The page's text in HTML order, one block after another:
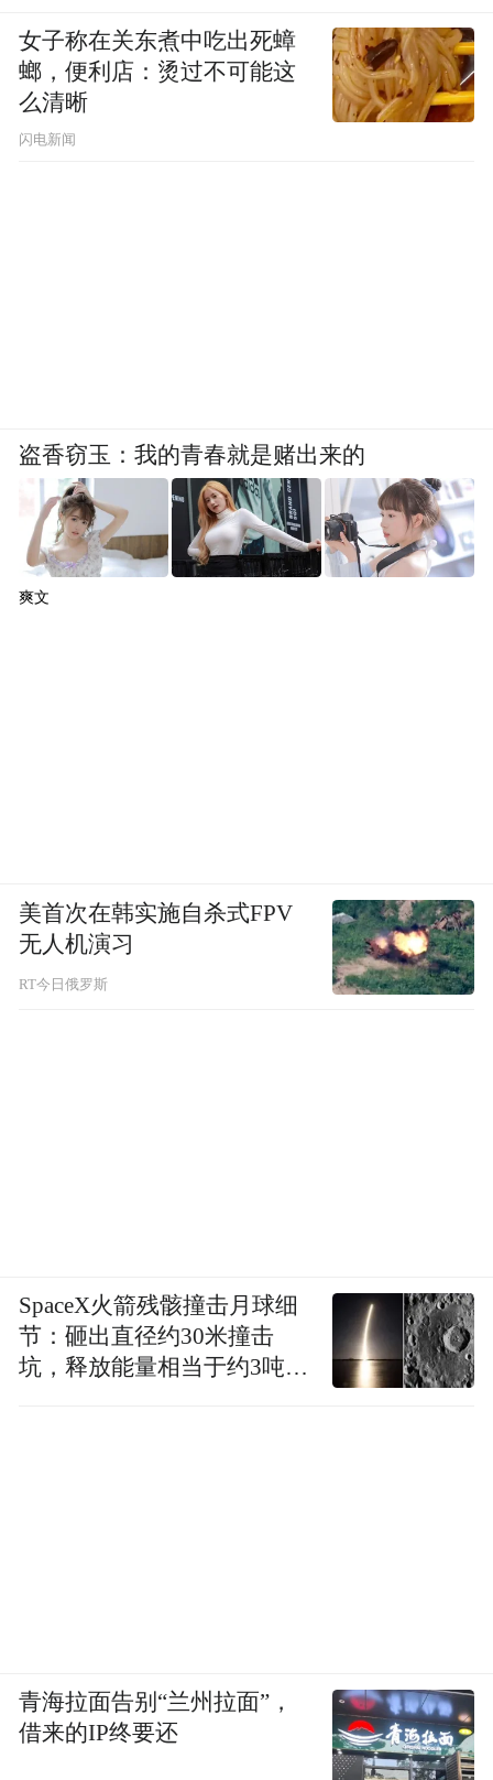
女子称在关东煮中吃出死蟑
螂，便利店：烫过不可能这
么清晰
闪电新闻
盗香窃玉：我的青春就是赌出来的
爽文
美首次在韩实施自杀式FPV
无人机演习
RT今日俄罗斯
SpaceX火箭残骸撞击月球细
节：砸出直径约30米撞击
坑，释放能量相当于约3吨
青海拉面告别“兰州拉面”，
借来的IP终要还